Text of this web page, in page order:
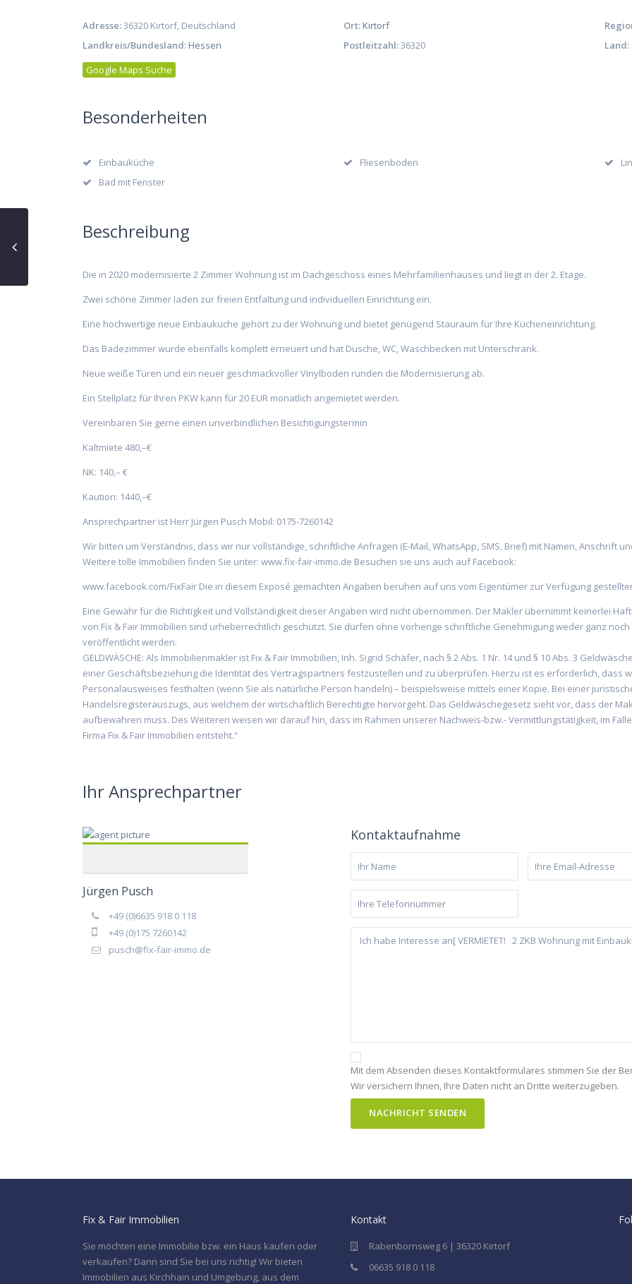
Adresse:36320 Kirtorf, Deutschland Ort: Kirtorf
Landkreis/Bundesland: Hessen Postleitzahl:36320 Land:
Google Maps Suche
Besonderheiten
Einbauküche Fliesenboden
Bad mit Fenster
Beschreibung
Die in 2020 modernisierte 2 Zimmer Wohnung ist im Dachgeschoss eines Mehrfamilienhauses und liegt in der 2. Etage.
Zwei schöne Zimmer laden zur freien Entfaltung und individuellen Einrichtung ein.
Eine hochwertige neue Einbauküche gehört zu der Wohnung und bietet genügend Stauraum für Ihre Kücheneinrichtung.
Das Badezimmer wurde ebenfalls komplett erneuert und hat Dusche, WC, Waschbecken mit Unterschrank.
Neue weiße Türen und ein neuer geschmackvoller Vinylboden runden die Modernisierung ab.
Ein Stellplatz für Ihren PKW kann für 20 EUR monatlich angemietet werden.
Vereinbaren Sie gerne einen unverbindlichen Besichtigungstermin
Kaltmiete 480,–€
NK: 140,– €
Kaution: 1440,–€
Ansprechpartner ist Herr Jürgen Pusch Mobil: 0175-7260142
Wir bitten um Verständnis, dass wir nur vollständige, schriftliche Anfragen (E-Mail, WhatsApp, SMS, Brief) mit Namen, Anschrift
Weitere tolle Immobilien finden Sie unter: www.fix-fair-immo.de Besuchen sie uns auch auf Facebook:
www.facebook.com/FixFair Die in diesem Exposé gemachten Angaben beruhen auf uns vom Eigentümer zur Verfügung
Eine Gewähr für die Richtigkeit und Vollständigkeit dieser Angaben wird nicht übernommen. Der Makler übernimmt keinerlei
von Fix & Fair Immobilien sind urheberrechtlich geschützt. Sie dürfen ohne vorherige schriftliche Genehmigung weder ganz
veröffentlicht werden.
GELDWÄSCHE: Als Immobilienmakler ist Fix & Fair Immobilien, Inh. Sigrid Schäfer, nach § 2 Abs. 1 Nr. 14 und § 10 Abs. 3
einer Geschäftsbeziehung die Identität des Vertragspartners festzustellen und zu überprüfen. Hierzu ist es erforderlich, dass
Personalausweises festhalten (wenn Sie als natürliche Person handeln) – beispielsweise mittels einer Kopie. Bei einer
Handelsregisterauszugs, aus welchem der wirtschaftlich Berechtigte hervorgeht. Das Geldwäschegesetz sieht vor, dass der
aufbewahren muss. Des Weiteren weisen wir darauf hin, dass im Rahmen unserer Nachweis-bzw.- Vermittlungstätigkeit, im
Firma Fix & Fair Immobilien entsteht.“
Ihr Ansprechpartner
Jürgen Pusch
+49 (0)6635 918 0 118
+49 (0)175 7260142
pusch@fix-fair-immo.de
Kontaktaufnahme
Mit dem Absenden dieses Kontaktformulares stimmen Sie der
Wir versichern Ihnen, Ihre Daten nicht an Dritte weiterzugeben.
Fix & Fair Immobilien
Sie möchten eine Immobilie bzw. ein Haus kaufen oder
verkaufen? Dann sind Sie bei uns richtig! Wir bieten
Immobilien aus Kirchhain und Umgebung, aus dem
Kontakt
Rabenbornsweg 6 | 36320 Kirtorf
06635 918 0 118